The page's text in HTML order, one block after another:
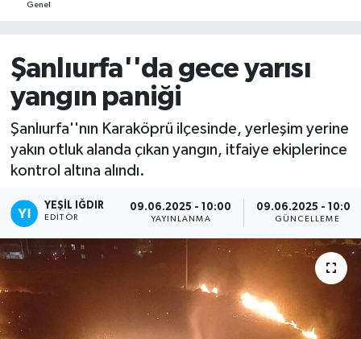
Genel
Şanlıurfa''da gece yarısı
yangın paniği
Şanlıurfa''nın Karaköprü ilçesinde, yerleşim yerine
yakın otluk alanda çıkan yangın, itfaiye ekiplerince
kontrol altına alındı.
YEŞIL IĞDIR
EDITÖR
09.06.2025 - 10:00
YAYINLANMA
09.06.2025 - 10:00
GÜNCELLEME
Son Dakika Haberleri
Haber Arşivi